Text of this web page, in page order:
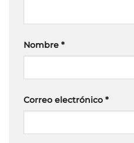
Nombre *
Correo electrónico *